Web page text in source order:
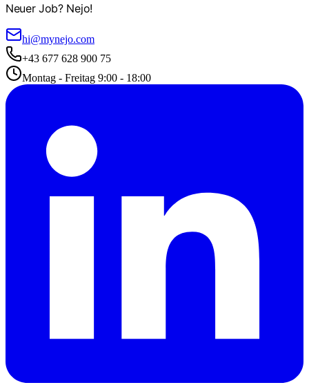
Neuer Job? Nejo!
hi@mynejo.com
+43 677 628 900 75
Montag - Freitag 9:00 - 18:00